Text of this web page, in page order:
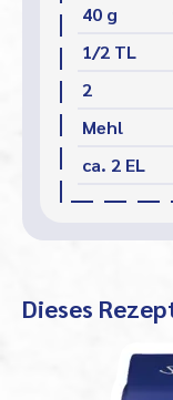
40 g
1/2 TL
2
Mehl
ca. 2 EL
Dieses